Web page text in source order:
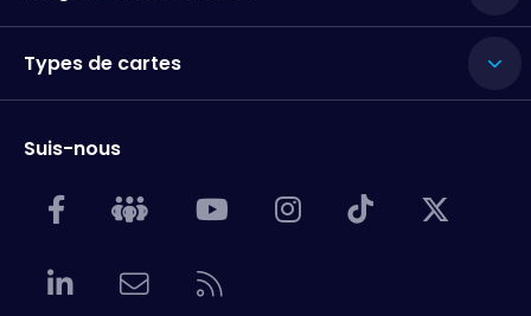
Types de cartes
Suis-nous